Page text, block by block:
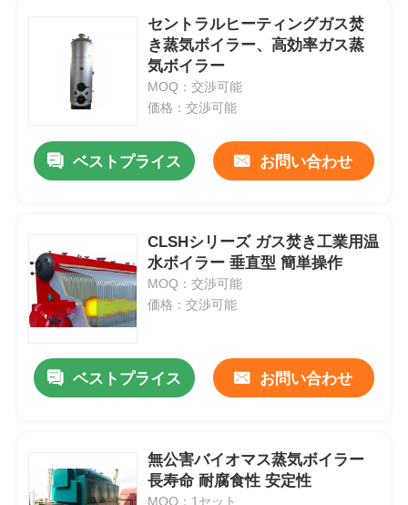
プロダクト
VRショー
私達について
品質管理
私達に連絡しなさい
ニュース
引用を要求しなさい
セントラルヒーティングガス焚
き蒸気ボイラー、高効率ガス蒸
気ボイラー
MOQ：交渉可能
価格：交渉可能
ベストプライス お問い合わせ
CLSHシリーズ ガス焚き工業用温
水ボイラー 垂直型 簡単操作
MOQ：交渉可能
価格：交渉可能
ベストプライス お問い合わせ
無公害バイオマス蒸気ボイラー
長寿命 耐腐食性 安定性
MOQ：1セット